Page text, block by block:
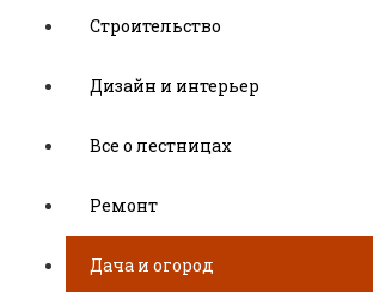
Строительство
Дизайн и интерьер
Все о лестницах
Ремонт
Дача и огород